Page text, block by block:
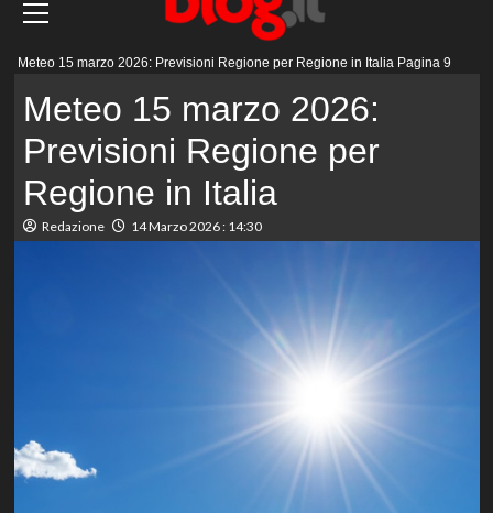
Meteo 15 marzo 2026: Previsioni Regione per Regione in Italia Pagina 9
Meteo 15 marzo 2026:
Previsioni Regione per
Regione in Italia
Redazione 14 Marzo 2026 : 14:30